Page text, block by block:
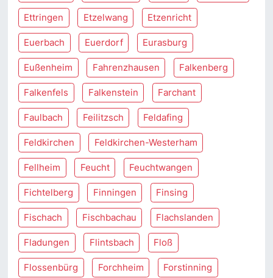
Ettringen Etzelwang Etzenricht
Euerbach Euerdorf Eurasburg
Eußenheim Fahrenzhausen Falkenberg
Falkenfels Falkenstein Farchant
Faulbach Feilitzsch Feldafing
Feldkirchen Feldkirchen-Westerham
Fellheim Feucht Feuchtwangen
Fichtelberg Finningen Finsing
Fischach Fischbachau Flachslanden
Fladungen Flintsbach Floß
Flossenbürg Forchheim Forstinning